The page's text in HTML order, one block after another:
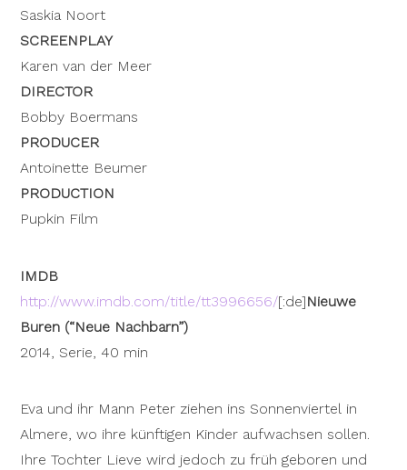
Saskia Noort
SCREENPLAY
Karen van der Meer
DIRECTOR
Bobby Boermans
PRODUCER
Antoinette Beumer
PRODUCTION
Pupkin Film
IMDB
http://www.imdb.com/title/tt3996656/[:de]Nieuwe
Buren (“Neue Nachbarn”)
2014, Serie, 40 min
Eva und ihr Mann Peter ziehen ins Sonnenviertel in
Almere, wo ihre künftigen Kinder aufwachsen sollen.
Ihre Tochter Lieve wird jedoch zu früh geboren und